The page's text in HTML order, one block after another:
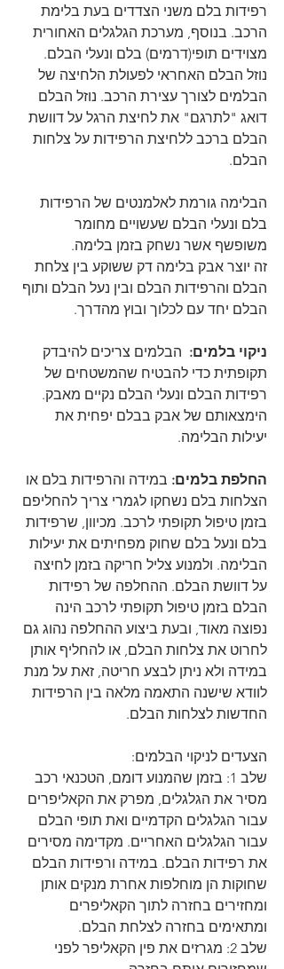
רפידות בלם משני הצדדים בעת בלימת
הרכב. בנוסף, מערכת הגלגלים האחורית
מצוידים תופי(דרמים) בלם ונעלי הבלם.
נוזל הבלם האחראי לפעולת הלחיצה של
הבלמים לצורך עצירת הרכב. נוזל הבלם
דואג "לתרגם" את לחיצת הרגל על דוושת
הבלם ברכב ללחיצת הרפידות על צלחות
הבלם.
הבלימה גורמת לאלמנטים של הרפידות
בלם ונעלי הבלם שעשויים מחומר
משופשף אשר נשחק בזמן בלימה.
זה יוצר אבק בלימה דק ששוקע בין צלחת
הבלם והרפידות הבלם ובין נעל הבלם ותוף
הבלם יחד עם לכלוך ובוץ מהדרך.
ניקוי בלמים:
  הבלמים צריכים להיבדק
תקופתית כדי להבטיח שהמשטחים של
רפידות הבלם ונעלי הבלם נקיים מאבק.
הימצאותם של אבק בבלם יפחית את
יעילות הבלימה.
החלפת בלמים: במידה והרפידות בלם או
הצלחות בלם נשחקו לגמרי צריך להחליפם
בזמן טיפול תקופתי לרכב. מכיוון, שרפידות
בלם ונעל בלם שחוק מפחיתים את יעילות
הבלימה. ולמנוע צליל חריקה בזמן לחיצה
על דוושת הבלם. ההחלפה של רפידות
הבלם בזמן טיפול תקופתי לרכב הינה
נפוצה מאוד, ובעת ביצוע ההחלפה נהוג גם
לחרוט את צלחות הבלם, או להחליף אותן
במידה ולא ניתן לבצע חריטה, זאת על מנת
לוודא שישנה התאמה מלאה בין הרפידות
החדשות לצלחות הבלם.
הצעדים לניקוי הבלמים:
שלב 1: בזמן שהמנוע דומם, הטכנאי רכב
מסיר את הגלגלים, מפרק את הקאליפרים
עבור הגלגלים הקדמיים ואת תופי הבלם
עבור הגלגלים האחריים. מקדימה מסירים
את רפידות הבלם. במידה ורפידות הבלם
שחוקות הן מוחלפות אחרת מנקים אותן
ומחזירים בחזרה לתוך הקאליפרים
ומתאימים בחזרה לצלחת הבלם.
שלב 2: מגרזים את פין הקאליפר לפני